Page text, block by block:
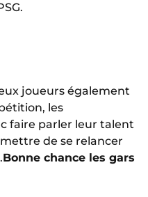
joueurs également
les
faire parler leur talent
de se relancer
Bonne chance les gars